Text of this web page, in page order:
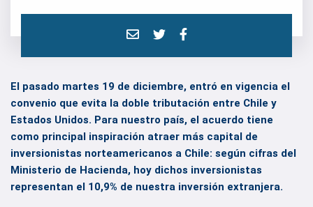
El pasado martes 19 de diciembre, entró en vigencia el
convenio que evita la doble tributación entre Chile y
Estados Unidos. Para nuestro país, el acuerdo tiene
como principal inspiración atraer más capital de
inversionistas norteamericanos a Chile: según cifras del
Ministerio de Hacienda, hoy dichos inversionistas
representan el 10,9% de nuestra inversión extranjera.